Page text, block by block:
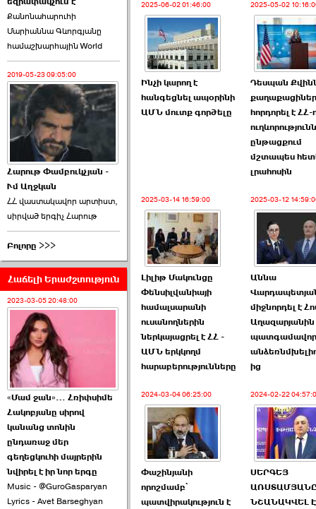
Ռուբեն Ռուբինյանը ›››
2026-06-23 21:28:00
«Ժողովուրդ»-ը
հերթական ›››
2026-06-21 23:00:00
armlur.ՔՊ-ի ներսում
սպասում են ›››
2026-06-10 22:55:00
Ուշքի չենք գալիս այն
խայտառակ ›››
2026-06-09 15:05:00
Քանոնահարուհի
Մարիաննա Գևորգյանը
համաշխարհային World
2019-05-23 09:05:00
Հարութ Փամբուկչյան -
Ւմ Աղջկան
ՀՀ վաստակավոր արտիստ,
սիրված երգիչ Հարութ
Բոլորը >>>
Հաճելի Երաժշտություն
2023-03-05 20:48:00
«Մամ ջան»… Հռիփսիմե
Հակոբյանը սիրով
կանանց տոնին
ընդառաջ մեր
գեղեցկուհի մայրերին
նվիրել է իր նոր երգը
Music - @GuroGasparyan
Lyrics - Avet Barseghyan
2025-06-02 01:46:00
Ինչի կարող է
հանգեցնել ապօրինի
ԱՄՆ մուտք գործելը
2025-05-02
Դեսպան
հորդորել է ՀՀ-
ընթացքում
մշտապես
լրահոսին
2025-03-14 16:59:00
Լիլիթ Մակունցը
Փենսիլվանիայի
համալսարանի
ուսանողներին
ներկայացրել է ՀՀ -
ԱՄՆ երկկողմ
հարաբերությունները
2025-03-12
Աննա
միջնորդել է
Աղազարյանին
ից
2024-03-04 06:25:00
Փաշինյանի
որոշմամբ՝
պատվիրակություն է
2024-02-22
ՍԵՐԳԵՅ
ՆՇԱՆԱԿՎԵԼ